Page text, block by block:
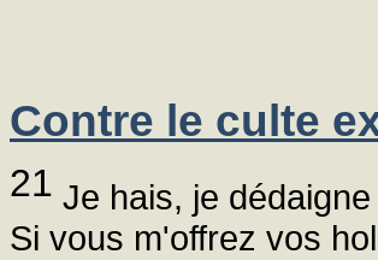
Contre le culte
21 Je hais, je
Si vous m'offrez vos